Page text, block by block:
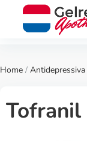
Home / Antidepressiva
Tofranil